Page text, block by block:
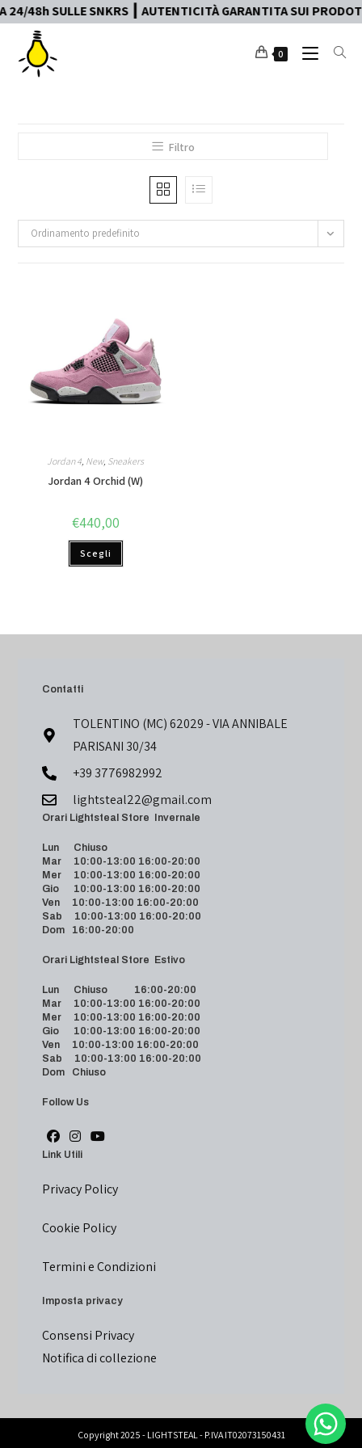
SULLE SNKRS ┃ AUTENTICITÀ GARANTITA SUI
0
Filtro
Ordinamento predefinito
Jordan 4, New, Sneakers
Jordan 4 Orchid (W)
€440,00
Scegli
Contatti
TOLENTINO (MC) 62029 - VIA ANNIBALE
PARISANI 30/34
+39 3776982992
lightsteal22@gmail.com
Orari Lightsteal Store Invernale
Lun Chiuso
Mar 10:00-13:00 16:00-20:00
Mer 10:00-13:00 16:00-20:00
Gio 10:00-13:00 16:00-20:00
Ven 10:00-13:00 16:00-20:00
Sab 10:00-13:00 16:00-20:00
Dom 16:00-20:00
Orari Lightsteal Store Estivo
Lun Chiuso 16:00-20:00
Mar 10:00-13:00 16:00-20:00
Mer 10:00-13:00 16:00-20:00
Gio 10:00-13:00 16:00-20:00
Ven 10:00-13:00 16:00-20:00
Sab 10:00-13:00 16:00-20:00
Dom Chiuso
Follow Us
Link Utili
Privacy Policy
Cookie Policy
Termini e Condizioni
Imposta privacy
Consensi Privacy
Notifica di collezione
Copyright 2025 - LIGHTSTEAL - P.IVA IT02073150431